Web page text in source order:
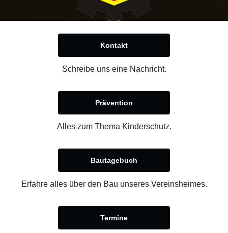
Kontakt
Schreibe uns eine Nachricht.
Prävention
Alles zum Thema Kinderschutz.
Bautagebuch
Erfahre alles über den Bau unseres Vereinsheimes.
Termine